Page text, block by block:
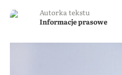
Autorka tekstu
Informacje prasowe